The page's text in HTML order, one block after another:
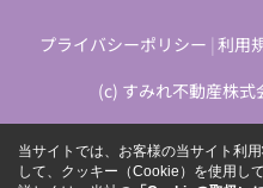
プライバシーポリシー 利用
(c) すみれ不動産株
当サイトでは、お客様の当サイト利
して、クッキー（Cookie）を使用して